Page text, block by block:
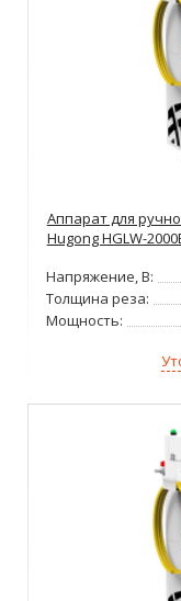
Аппарат для
Hugong HGLW-
Напряжение, В:
Толщина реза:
Мощность: